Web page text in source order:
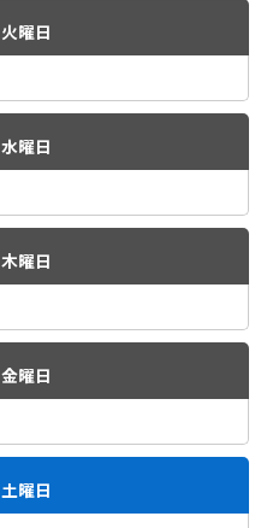
火曜日
水曜日
木曜日
金曜日
土曜日